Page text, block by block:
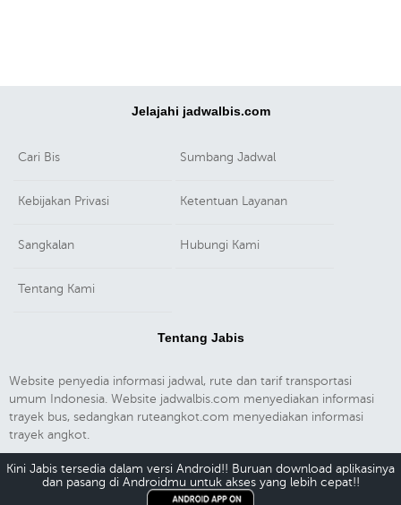
Jelajahi jadwalbis.com
Cari Bis Sumbang Jadwal
Kebijakan Privasi Ketentuan Layanan
Sangkalan Hubungi Kami
Tentang Kami
Tentang Jabis
Website penyedia informasi jadwal, rute dan tarif transportasi
umum Indonesia. Website jadwalbis.com menyediakan informasi
trayek bus, sedangkan ruteangkot.com menyediakan informasi
trayek angkot.
Kini Jabis tersedia dalam versi Android!! Buruan download aplikasinya
dan pasang di Androidmu untuk akses yang lebih cepat!!